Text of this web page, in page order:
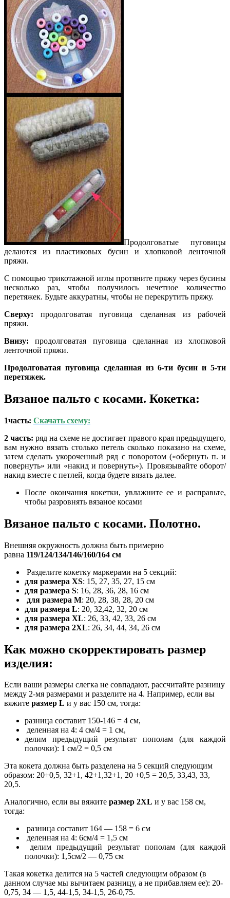
Продолговатые пуговицы
делаются из пластиковых бусин и хлопковой ленточной
пряжи.
С помощью трикотажной иглы протяните пряжу через бусины
несколько раз, чтобы получилось нечетное количество
перетяжек. Будьте аккуратны, чтобы не перекрутить пряжу.
Сверху: продолговатая пуговица сделанная из рабочей
пряжи.
Внизу: продолговатая пуговица сделанная из хлопковой
ленточной пряжи.
Продолговатая пуговица сделанная из 6-ти бусин и 5-ти
перетяжек.
Вязаное пальто с косами. Кокетка:
1часть: Скачать схему:
2 часть: ряд на схеме не достигает правого края предыдущего,
вам нужно вязать столько петель сколько показано на схеме,
затем сделать укороченный ряд с поворотом («обернуть п. и
повернуть» или «накид и повернуть»). Провязывайте оборот/
накид вместе с петлей, когда будете вязать далее.
После окончания кокетки, увлажните ее и расправьте,
чтобы разровнять вязаное косами
Вязаное пальто с косами. Полотно.
Внешняя окружность должна быть примерно
равна 119/124/134/146/160/164 см
Разделите кокетку маркерами на 5 секций:
для размера ХS: 15, 27, 35, 27, 15 см
для размера S: 16, 28, 36, 28, 16 см
для размера М: 20, 28, 38, 28, 20 см
для размера L: 20, 32,42, 32, 20 см
для размера ХL: 26, 33, 42, 33, 26 см
для размера 2ХL: 26, 34, 44, 34, 26 см
Как можно скорректировать размер
изделия:
Если ваши размеры слегка не совпадают, рассчитайте разницу
между 2-мя размерами и разделите на 4. Например, если вы
вяжите размер L и у вас 150 см, тогда:
разница составит 150-146 = 4 см,
деленная на 4: 4 см/4 = 1 см,
делим предыдущий результат пополам (для каждой
полочки): 1 см/2 = 0,5 см
Эта кокета должна быть разделена на 5 секций следующим
образом: 20+0,5, 32+1, 42+1,32+1, 20 +0,5 = 20,5, 33,43, 33,
20,5.
Аналогично, если вы вяжите размер 2ХL и у вас 158 см,
тогда:
разница составит 164 — 158 = 6 см
деленная на 4: 6см/4 = 1,5 см
делим предыдущий результат пополам (для каждой
полочки): 1,5см/2 — 0,75 см
Такая кокетка делится на 5 частей следующим образом (в
данном случае мы вычитаем разницу, а не прибавляем ее): 20-
0,75, 34 — 1,5, 44-1,5, 34-1,5, 26-0,75.